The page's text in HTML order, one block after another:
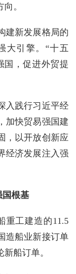
。
建新发展格局的
大引擎。“十五
国，促进外贸提
入践行习近平经
加快贸易强国建
，以开放创新应
经济发展注入强
国根基
重工建造的11.5
造船业新接订单
船订单。